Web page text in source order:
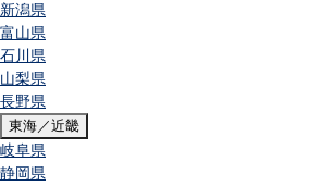
新潟県
富山県
石川県
山梨県
長野県
東海／近畿
岐阜県
静岡県